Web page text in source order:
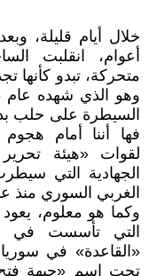
خلال أيام قليلة،
أعوام، انقلبت
متحركة، تبدو كأنها
السيطرة على حلب
فها أننا أمام
لقوات «هيئة
الجهادية التي
الغربي السوري منذ عام
وكما هو معلوم،
«القاعدة» في